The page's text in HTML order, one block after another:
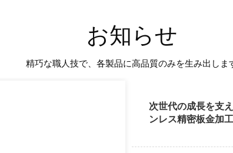
お知らせ
精巧な職人技で、各製品に高品質のみを生み出しま
次世代の成長を支
ンレス精密板金加